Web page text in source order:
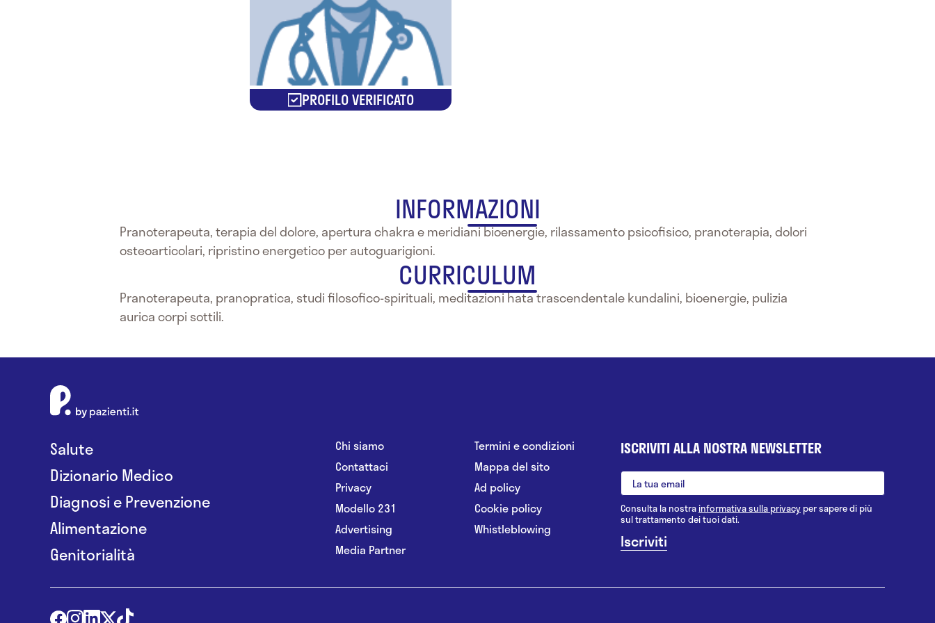
PROFILO VERIFICATO
INFORMAZIONI
Pranoterapeuta, terapia del dolore, apertura chakra e meridiani bioenergie, rilassamento psicofisico, pranoterapia, dolori
osteoarticolari, ripristino energetico per autoguarigioni.
CURRICULUM
Pranoterapeuta, pranopratica, studi filosofico-spirituali, meditazioni hata trascendentale kundalini, bioenergie, pulizia
aurica corpi sottili.
Salute
Dizionario Medico
Diagnosi e Prevenzione
Alimentazione
Genitorialità
Chi siamo
Contattaci
Privacy
Modello 231
Advertising
Media Partner
Termini e condizioni
Mappa del sito
Ad policy
Cookie policy
Whistleblowing
ISCRIVITI ALLA NOSTRA NEWSLETTER
Consulta la nostrainformativa sulla privacy per sapere di più
sul trattamento dei tuoi dati.